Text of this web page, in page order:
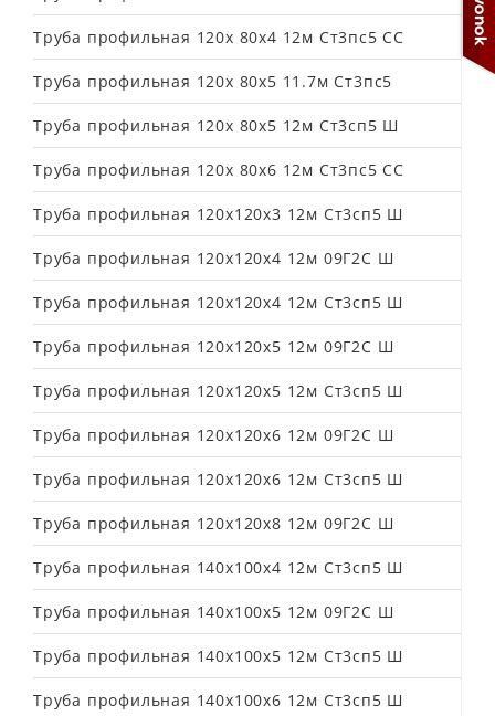
Труба профильная 120х 80х4 12м Ст3пс5 СС
Труба профильная 120х 80х5 11.7м Ст3пс5
Труба профильная 120х 80х5 12м Ст3сп5 Ш
Труба профильная 120х 80х6 12м Ст3пс5 СС
Труба профильная 120х120х3 12м Ст3сп5 Ш
Труба профильная 120х120х4 12м 09Г2С Ш
Труба профильная 120х120х4 12м Ст3сп5 Ш
Труба профильная 120х120х5 12м 09Г2С Ш
Труба профильная 120х120х5 12м Ст3сп5 Ш
Труба профильная 120х120х6 12м 09Г2С Ш
Труба профильная 120х120х6 12м Ст3сп5 Ш
Труба профильная 120х120х8 12м 09Г2С Ш
Труба профильная 140х100х4 12м Ст3сп5 Ш
Труба профильная 140х100х5 12м 09Г2С Ш
Труба профильная 140х100х5 12м Ст3сп5 Ш
Труба профильная 140х100х6 12м Ст3сп5 Ш